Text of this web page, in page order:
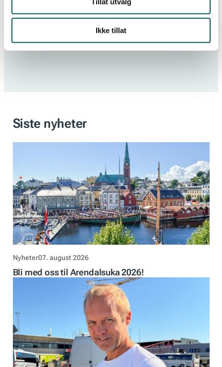
Ikke tillat
Siste nyheter
Nyheter07. august 2026
Bli med oss til Arendalsuka 2026!